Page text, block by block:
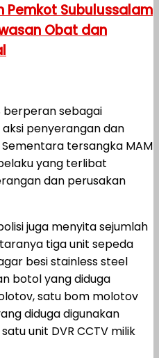
Pemkot Subulussalam
Obat dan
berperan sebagai
penyerangan dan
tersangka MAM
yang terlibat
dan perusakan
juga menyita sejumlah
tiga unit sepeda
besi stainless steel
botol yang diduga
satu bom molotov
diduga digunakan
unit DVR CCTV milik